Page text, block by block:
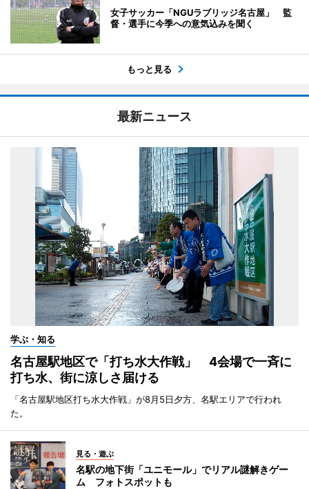
女子サッカー「NGUラブリッジ名古屋」 監
督・選手に今季への意気込みを聞く
もっと見る
最新ニュース
学ぶ・知る
名古屋駅地区で「打ち水大作戦」 4会場で一斉に
打ち水、街に涼しさ届ける
「名古屋駅地区打ち水大作戦」が8月5日夕方、名駅エリアで行われ
た。
見る・遊ぶ
名駅の地下街「ユニモール」でリアル謎解きゲー
ム フォトスポットも